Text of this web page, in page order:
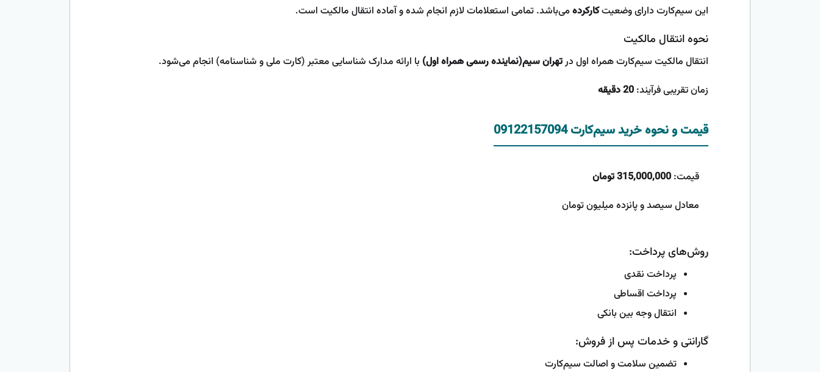
این سیم‌کارت دارای وضعیتکارکردهمی‌باشد. تمامی استعلامات لازم انجام شده و آماده انتقال مالکیت است.
نحوه انتقال مالکیت
انتقال مالکیت سیم‌کارت همراه اول درتهران سیم(نماینده رسمی همراه اول) با ارائه مدارک شناسایی معتبر (کارت ملی و شناسنامه) انجام می‌شود.
زمان تقریبی فرآیند: 20 دقیقه
قیمت و نحوه خرید سیم‌کارت 09122157094
قیمت: 315,000,000 تومان
معادل سیصد و پانزده میلیون تومان
روش‌های پرداخت:
پرداخت نقدی
پرداخت اقساطی
انتقال وجه بین بانکی
گارانتی و خدمات پس از فروش:
تضمین سلامت و اصالت سیم‌کارت